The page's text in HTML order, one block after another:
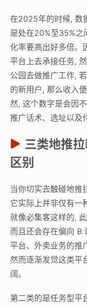
在2025年的时候, 数
是处在20%至35%之
化率要高出好多倍。
平台上去承接任务,
公园去做推广工作,
的新用户, 那么收入
然, 这个数字是会因
推广话术、选址以及
三类地推
区别
当你切实去触碰地推
它实际上并非仅有一
就像必集客这样的,
而且还会存在偏向 B
平台、外卖业务的推
然而逐渐发觉这类平
阔。
第二类的是任务型平